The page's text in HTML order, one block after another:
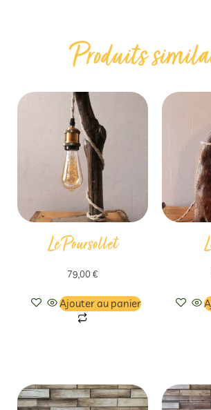
Produits
Le Poursollet
79,00 €
Ajouter au panier